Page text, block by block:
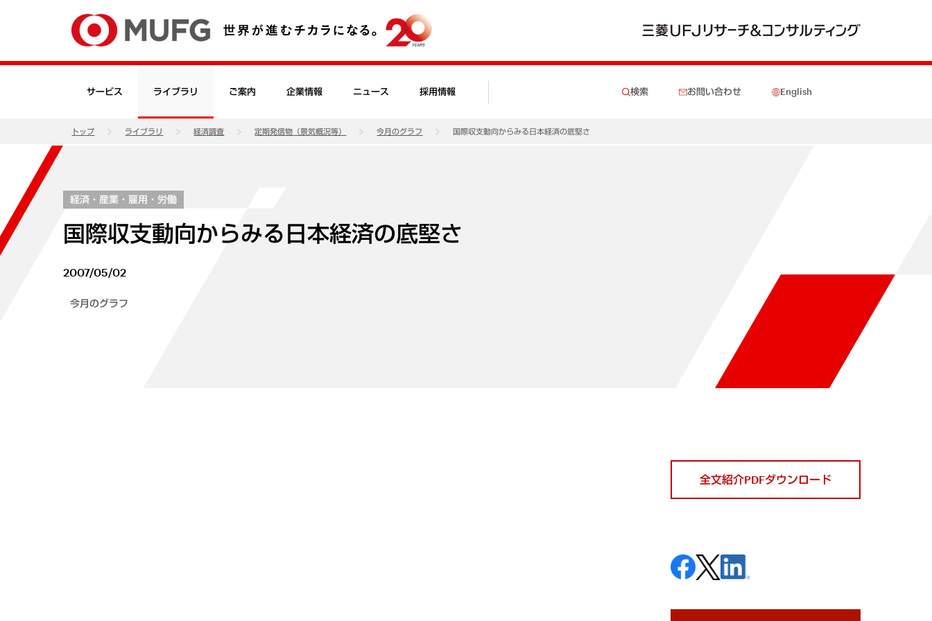
サービス ライブラリ ご案内 企業情報 ニュース 採用情報 検索 お問い合わせ English
トップ ライブラリ 経済調査 定期発信物（景気概況等） 今月のグラフ 国際収支動向からみる日本経済の底堅さ
経済・産業・雇用・労働
国際収支動向からみる日本経済の底堅さ
2007/05/02
今月のグラフ
全文紹介PDFダウンロード